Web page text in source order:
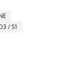
/ S1